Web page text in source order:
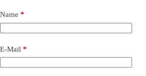
Name *
E-Mail *